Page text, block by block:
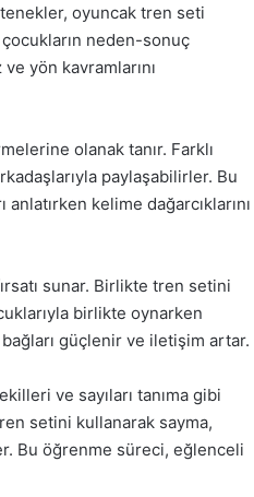
oyuncak tren seti
çocukların neden-sonuç
yön kavramlarını
olanak tanır. Farklı
paylaşabilirler. Bu
kelime dağarcıklarını
sunar. Birlikte tren setini
birlikte oynarken
güçlenir ve iletişim artar.
ve sayıları tanıma gibi
setini kullanarak sayma,
Bu öğrenme süreci, eğlenceli